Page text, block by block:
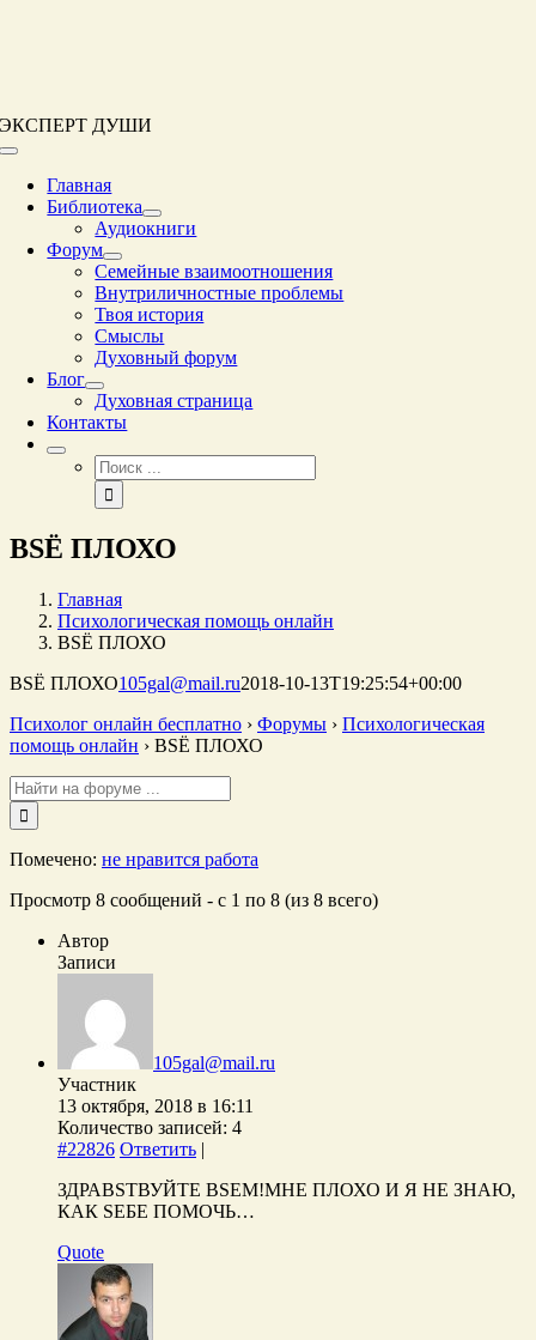
ЭКСПЕРТ ДУШИ
Переключение
навигацииГлавная
Библиотека
Аудиокниги
Форум
Семейные взаимоотношения
Внутриличностные проблемы
Твоя история
Смыслы
Духовный форум
Блог
Духовная страница
Контакты
Результат
поиска:
ВSЁ ПЛОХО
Главная
Психологическая помощь онлайн
ВSЁ ПЛОХО
ВSЁ ПЛОХО105gal@mail.ru2018-10-13T19:25:54+00:00
Психолог онлайн бесплатно › Форумы › Психологическая
помощь онлайн › ВSЁ ПЛОХО
Поиск:
Помечено: не нравится работа
Просмотр 8 сообщений - с 1 по 8 (из 8 всего)
Автор
Записи
105gal@mail.ru
Участник
13 октября, 2018 в 16:11
Количество записей: 4
#22826 Ответить |
ЗДРАВSТВУЙТЕ ВSЕМ!МНЕ ПЛОХО И Я НЕ ЗНАЮ,
КАК SЕБЕ ПОМОЧЬ…
Quote